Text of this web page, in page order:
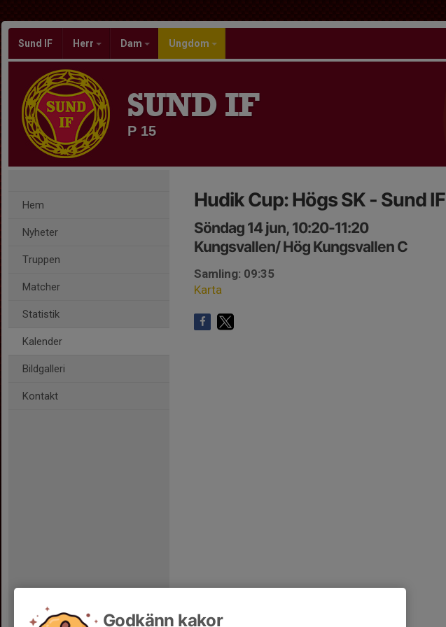
Sund IF Herr Dam Ungdom
SUND IF
P 15
Hem
Nyheter
Truppen
Matcher
Statistik
Kalender
Bildgalleri
Kontakt
Hudik Cup: Högs SK - Sund IF
Söndag 14 jun, 10:20-11:20
Kungsvallen/ Hög Kungsvallen C
Samling: 09:35
Karta
Godkänn kakor